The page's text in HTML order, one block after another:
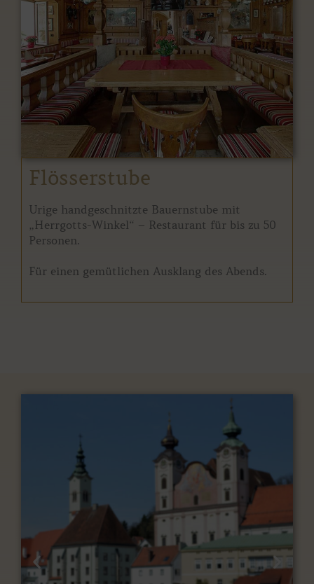
Flösserstube
Urige handgeschnitzte Bauernstube mit
„Herrgotts-Winkel“ – Restaurant für bis zu 50
Personen.
Für einen gemütlichen Ausklang des Abends.